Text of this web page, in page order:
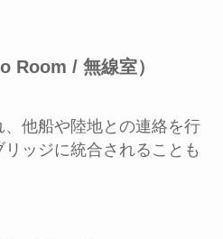
Room / 無線室）
他船や陸地との連絡を行
ッジに統合されることも